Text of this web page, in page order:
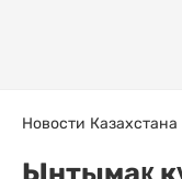
Новости Казахстана
Ынтымақ